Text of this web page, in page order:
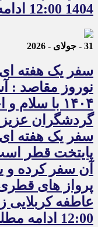
1404 12:00 ادامه مطلب
31 - جولای - 2026
سفر یک هفته
نوروز مقاصد :
۱۴۰۴ با
گردشگران
پایتخت قطر
آن سفر کرده و
12:00 ادامه مطلب